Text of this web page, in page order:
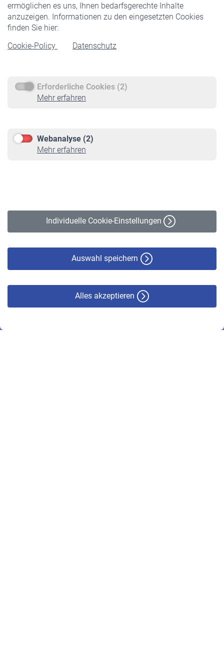
ermöglichen es uns, Ihnen bedarfsgerechte Inhalte
anzuzeigen. Informationen zu den eingesetzten Cookies
finden Sie hier:
Cookie-Policy
Datenschutz
Erforderliche Cookies (2)
Mehr erfahren
Webanalyse (2)
Mehr erfahren
Individuelle Cookie-Einstellungen
Auswahl speichern
Alles akzeptieren
Rentner
Rentenbeginn
Rente beantragen
Service
Informationen
Online-Rechner
VBLnewsletter
Erklärung zur Barrierefreiheit
© VBL 2026